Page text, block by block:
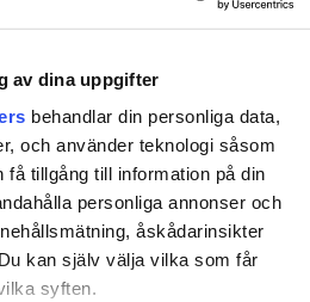
av dina uppgifter
behandlar din personliga data,
och använder teknologi såsom
tillgång till information på din
personliga annonser och
åskådarinsikter
kan själv välja vilka som får
syften.
BOKTIPS FAMILJEHEM
KRIMINALITET LSS
OHÄLSA RELATIONSVÅLD
SEXUELLA ÖVERGREPP
SYSSELSÄTTNING TEKNIK